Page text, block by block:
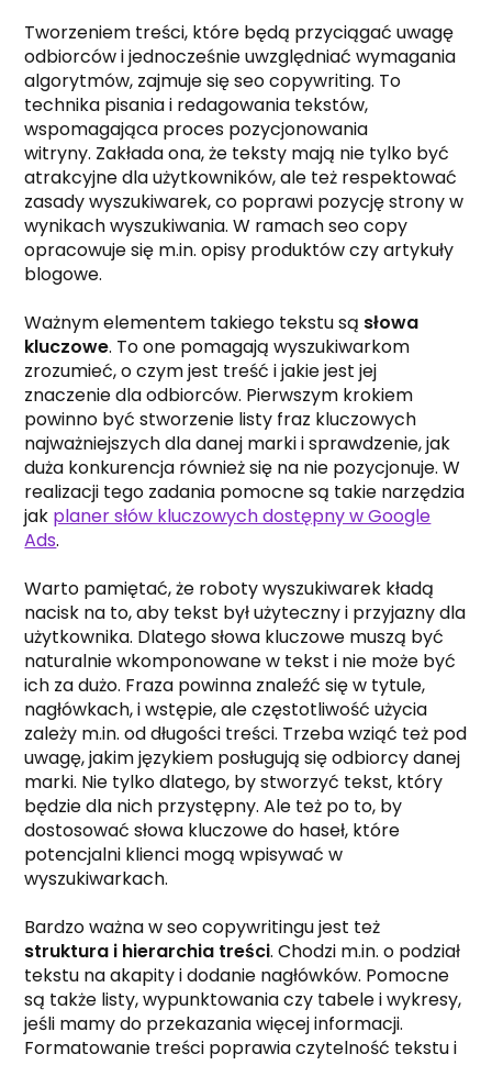
Tworzeniem treści, które będą przyciągać uwagę
odbiorców i jednocześnie uwzględniać wymagania
algorytmów, zajmuje się seo copywriting. To
technika pisania i redagowania tekstów,
wspomagająca proces pozycjonowania
witryny. Zakłada ona, że teksty mają nie tylko być
atrakcyjne dla użytkowników, ale też respektować
zasady wyszukiwarek, co poprawi pozycję strony w
wynikach wyszukiwania. W ramach seo copy
opracowuje się m.in. opisy produktów czy artykuły
blogowe.
Ważnym elementem takiego tekstu są słowa
kluczowe. To one pomagają wyszukiwarkom
zrozumieć, o czym jest treść i jakie jest jej
znaczenie dla odbiorców. Pierwszym krokiem
powinno być stworzenie listy fraz kluczowych
najważniejszych dla danej marki i sprawdzenie, jak
duża konkurencja również się na nie pozycjonuje. W
realizacji tego zadania pomocne są takie narzędzia
jak planer słów kluczowych dostępny w Google
Ads.
Warto pamiętać, że roboty wyszukiwarek kładą
nacisk na to, aby tekst był użyteczny i przyjazny dla
użytkownika. Dlatego słowa kluczowe muszą być
naturalnie wkomponowane w tekst i nie może być
ich za dużo. Fraza powinna znaleźć się w tytule,
nagłówkach, i wstępie, ale częstotliwość użycia
zależy m.in. od długości treści. Trzeba wziąć też pod
uwagę, jakim językiem posługują się odbiorcy danej
marki. Nie tylko dlatego, by stworzyć tekst, który
będzie dla nich przystępny. Ale też po to, by
dostosować słowa kluczowe do haseł, które
potencjalni klienci mogą wpisywać w
wyszukiwarkach.
Bardzo ważna w seo copywritingu jest też
struktura i hierarchia treści. Chodzi m.in. o podział
tekstu na akapity i dodanie nagłówków. Pomocne
są także listy, wypunktowania czy tabele i wykresy,
jeśli mamy do przekazania więcej informacji.
Formatowanie treści poprawia czytelność tekstu i